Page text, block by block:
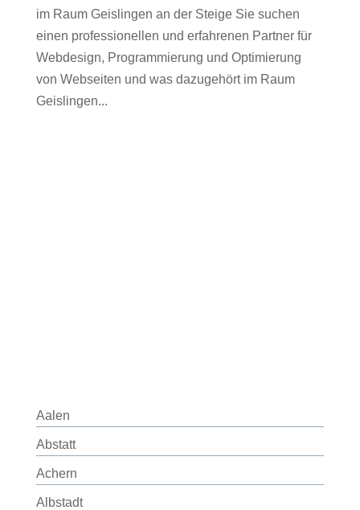
im Raum Geislingen an der Steige Sie suchen
einen professionellen und erfahrenen Partner für
Webdesign, Programmierung und Optimierung
von Webseiten und was dazugehört im Raum
Geislingen...
Aalen
Abstatt
Achern
Albstadt